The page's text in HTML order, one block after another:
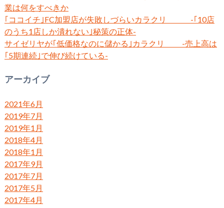
業は何をすべきか
｢ココイチ｣FC加盟店が失敗しづらいカラクリ -｢10店
のうち1店しか潰れない｣秘策の正体-
サイゼリヤが｢低価格なのに儲かる｣カラクリ -売上高は
｢5期連続｣で伸び続けている-
アーカイブ
2021年6月
2019年7月
2019年1月
2018年4月
2018年1月
2017年9月
2017年7月
2017年5月
2017年4月